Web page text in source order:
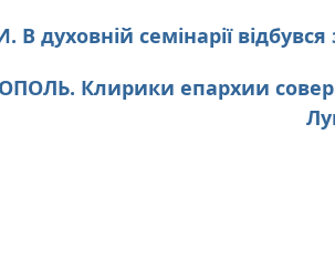
В духовній семінарії
Клирики епархии